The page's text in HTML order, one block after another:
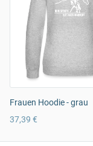
Frauen Hoodie - grau
37,39 €